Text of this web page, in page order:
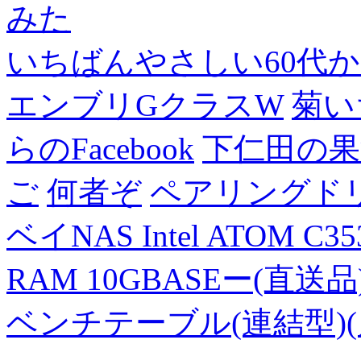
みた
いちばんやさしい60代
エンブリGクラスW 菊
らのFacebook 下仁田の
ご 何者ぞ ペアリングド
ベイNAS Intel ATOM
RAM 10GBASEー(直送
ベンチテーブル(連結型